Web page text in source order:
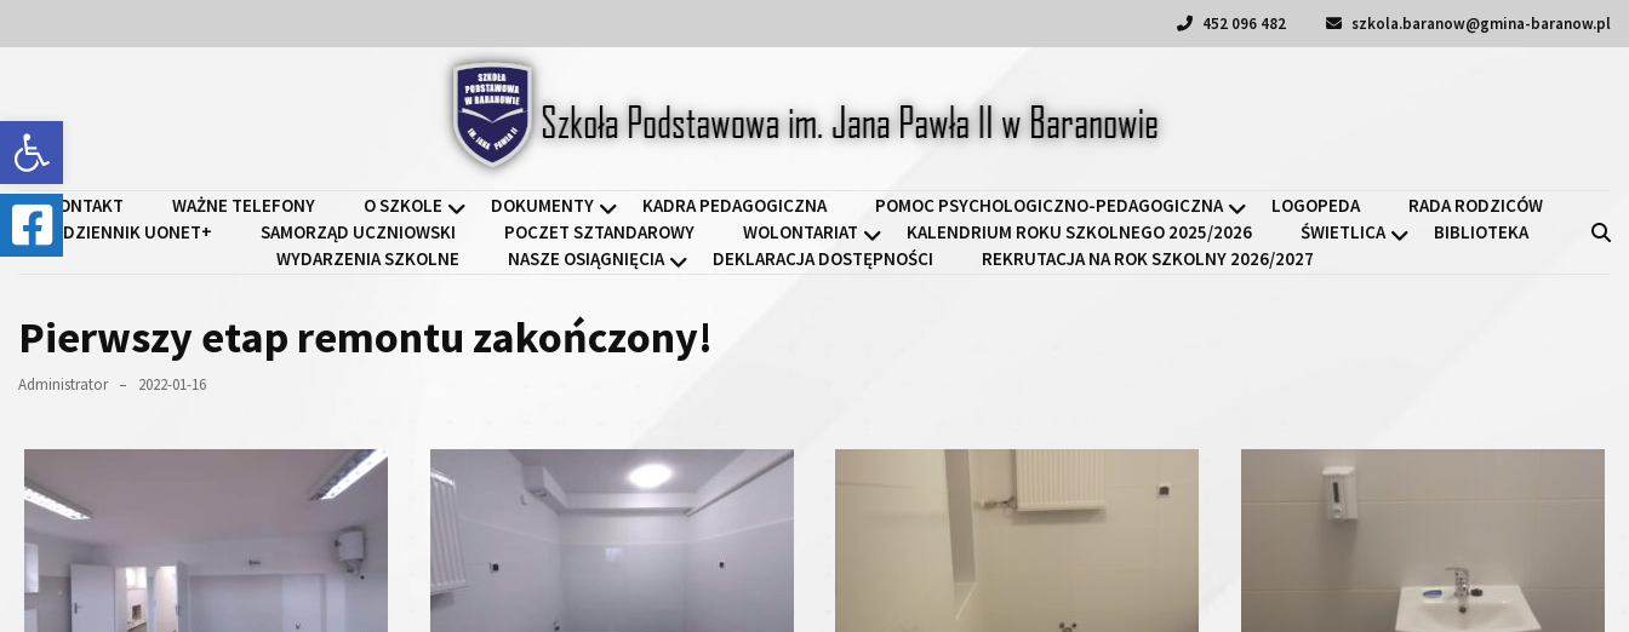
Open toolbar
to
to
452 096 482 szkola.baranow@gmina-baranow.pl
Szkoła Podstawowa im. Jana Pawła II w Baranowie
KONTAKT WAŻNE TELEFONY O SZKOLE DOKUMENTY KADRA PEDAGOGICZNA POMOC PSYCHOLOGICZNO-PEDAGOGICZNA LOGOPEDA
RADA RODZICÓW
DZIENNIK UONET+
SAMORZĄD UCZNIOWSKI POCZET SZTANDAROWY WOLONTARIAT KALENDRIUM ROKU SZKOLNEGO 2025/2026 ŚWIETLICA
BIBLIOTEKA
WYDARZENIA SZKOLNE
NASZE OSIĄGNIĘCIA DEKLARACJA DOSTĘPNOŚCI REKRUTACJA NA ROK SZKOLNY 2026/2027
Pierwszy etap remontu zakończony!
Administrator 2022-01-16